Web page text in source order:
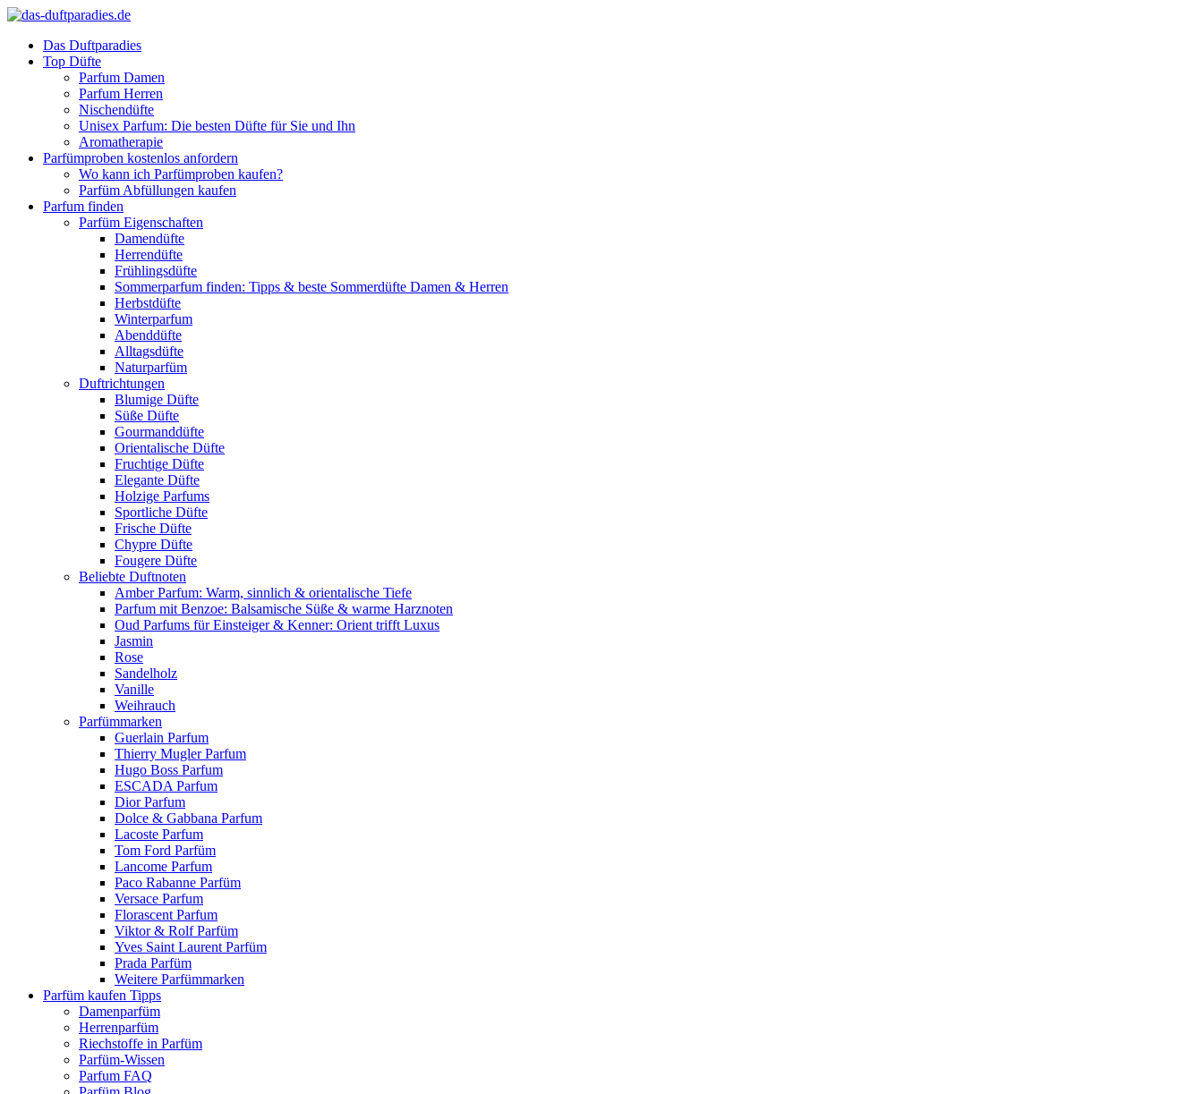
Das Duftparadies
Top Düfte
Parfum Damen
Parfum Herren
Nischendüfte
Unisex Parfum: Die besten Düfte für Sie und Ihn
Aromatherapie
Parfümproben kostenlos anfordern
Wo kann ich Parfümproben kaufen?
Parfüm Abfüllungen kaufen
Parfum finden
Parfüm Eigenschaften
Damendüfte
Herrendüfte
Frühlingsdüfte
Sommerparfum finden: Tipps & beste Sommerdüfte Damen & Herren
Herbstdüfte
Winterparfum
Abenddüfte
Alltagsdüfte
Naturparfüm
Duftrichtungen
Blumige Düfte
Süße Düfte
Gourmanddüfte
Orientalische Düfte
Fruchtige Düfte
Elegante Düfte
Holzige Parfums
Sportliche Düfte
Frische Düfte
Chypre Düfte
Fougere Düfte
Beliebte Duftnoten
Amber Parfum: Warm, sinnlich & orientalische Tiefe
Parfum mit Benzoe: Balsamische Süße & warme Harznoten
Oud Parfums für Einsteiger & Kenner: Orient trifft Luxus
Jasmin
Rose
Sandelholz
Vanille
Weihrauch
Parfümmarken
Guerlain Parfum
Thierry Mugler Parfum
Hugo Boss Parfum
ESCADA Parfum
Dior Parfum
Dolce & Gabbana Parfum
Lacoste Parfum
Tom Ford Parfüm
Lancome Parfum
Paco Rabanne Parfüm
Versace Parfum
Florascent Parfum
Viktor & Rolf Parfüm
Yves Saint Laurent Parfüm
Prada Parfüm
Weitere Parfümmarken
Parfüm kaufen Tipps
Damenparfüm
Herrenparfüm
Riechstoffe in Parfüm
Parfüm-Wissen
Parfum FAQ